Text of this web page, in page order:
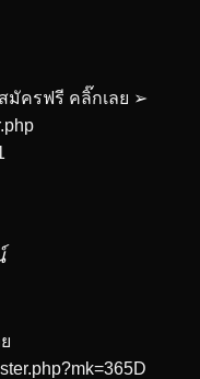
สมัครฟรี คลิ๊กเลย ➢